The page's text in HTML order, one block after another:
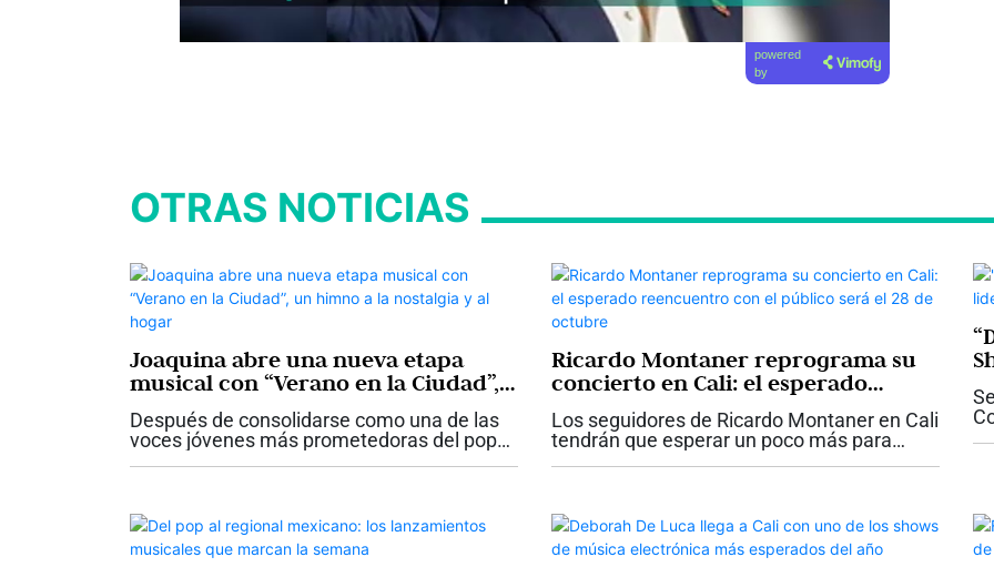
powered
by
OTRAS NOTICIAS
Joaquina abre una nueva etapa
musical con “Verano en la Ciudad”,
un himno a la nostalgia y al hogar
Después de consolidarse como una de las
voces jóvenes más prometedoras del pop
Ricardo Montaner reprograma su
concierto en Cali: el esperado
reencuentro con el público será el
28 de octubre
Los seguidores de Ricardo Montaner en Cali
tendrán que esperar un poco más para